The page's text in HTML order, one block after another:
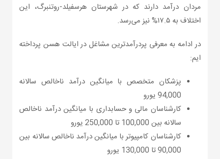
مردان درآمد دارند که در شهرستان هرسفیلد-روتنبرگ، این
اختلاف به ۱۷.۵% نیز می‌رسد.
در ادامه به معرفی پردرآمدترین مشاغل در ایالت هسن پرداخته
ایم:
پزشکان متخصص با میانگین درآمد ناخالص سالانه
94,000 یورو
کارشناسان مالی و حسابداری با میانگین درآمد ناخالص
سالانه بین 100,000 تا 250,000 یورو
کارشناسان کامپیوتر با میانگین درآمد ناخالص سالانه بین
90,000 تا 130,000 یورو